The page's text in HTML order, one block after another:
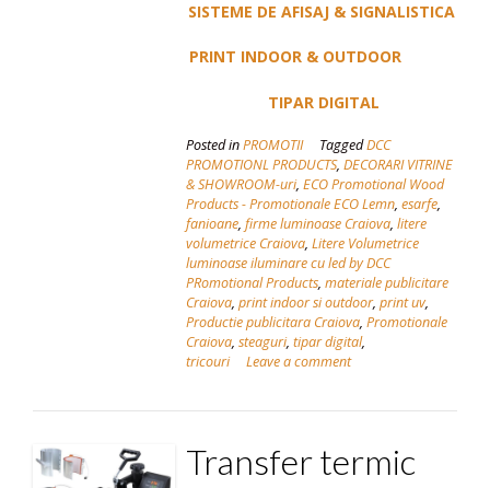
SISTEME DE AFISAJ & SIGNALISTICA
PRINT INDOOR & OUTDOOR
TIPAR DIGITAL
Posted inPROMOTII TaggedDCC
PROMOTIONL PRODUCTS, DECORARI VITRINE
& SHOWROOM-uri, ECO Promotional Wood
Products - Promotionale ECO Lemn, esarfe,
fanioane, firme luminoase Craiova, litere
volumetrice Craiova, Litere Volumetrice
luminoase iluminare cu led by DCC
PRomotional Products, materiale publicitare
Craiova, print indoor si outdoor, print uv,
Productie publicitara Craiova, Promotionale
Craiova, steaguri, tipar digital,
tricouri
Leave a comment
Transfer termic